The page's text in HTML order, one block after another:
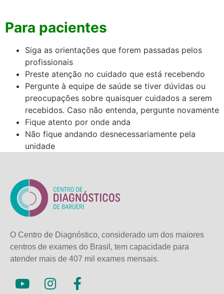
Para pacientes
Siga as orientações que forem passadas pelos
profissionais
Preste atenção no cuidado que está recebendo
Pergunte à equipe de saúde se tiver dúvidas ou
preocupações sobre quaisquer cuidados a serem
recebidos. Caso não entenda, pergunte novamente
Fique atento por onde anda
Não fique andando desnecessariamente pela
unidade
O Centro de Diagnóstico, considerado um dos maiores
centros de exames do Brasil, tem capacidade para
atender mais de 407 mil exames mensais.